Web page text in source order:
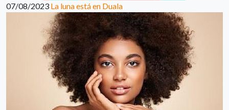
07/08/2023 La luna está en Duala